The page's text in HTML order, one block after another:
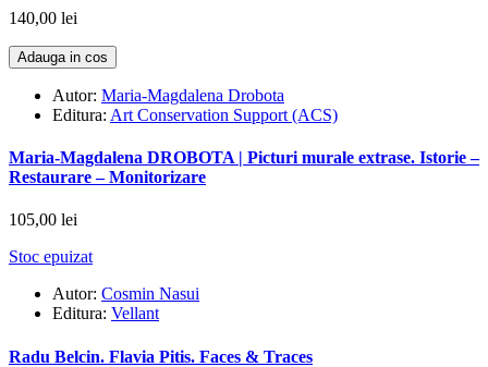
140,00 lei
Adauga in cos
Autor: Maria-Magdalena Drobota
Editura: Art Conservation Support (ACS)
Maria-Magdalena DROBOTA | Picturi murale extrase. Istorie –
Restaurare – Monitorizare
105,00 lei
Stoc epuizat
Autor: Cosmin Nasui
Editura: Vellant
Radu Belcin. Flavia Pitis. Faces & Traces